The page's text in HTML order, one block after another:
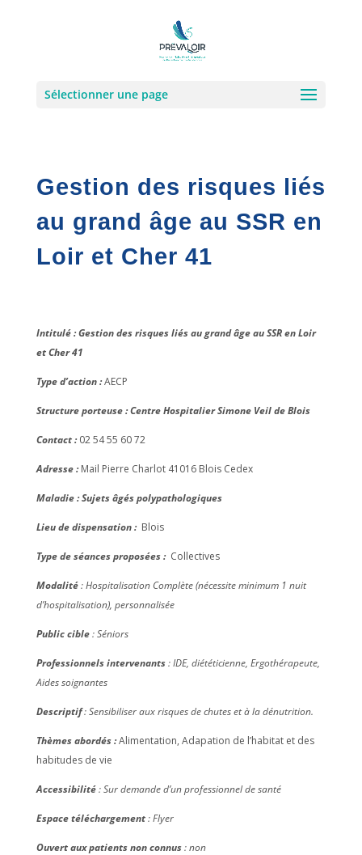
Sélectionner une page
Gestion des risques liés
au grand âge au SSR en
Loir et Cher 41
Intitulé : Gestion des risques liés au grand âge au SSR en Loir
et Cher 41
Type d’action :AECP
Structure porteuse : Centre Hospitalier Simone Veil de Blois
Contact :02 54 55 60 72
Adresse :Mail Pierre Charlot 41016 Blois Cedex
Maladie : Sujets âgés polypathologiques
Lieu de dispensation : Blois
Type de séances proposées : Collectives
Modalité: Hospitalisation Complète (nécessite minimum 1 nuit
d’hospitalisation), personnalisée
Public cible: Séniors
Professionnels intervenants: IDE, diététicienne, Ergothérapeute,
Aides soignantes
Descriptif: Sensibiliser aux risques de chutes et à la dénutrition.
Thèmes abordés :Alimentation, Adapation de l’habitat et des
habitudes de vie
Accessibilité: Sur demande d’un professionnel de santé
Espace téléchargement: Flyer
Ouvert aux patients non connus: non